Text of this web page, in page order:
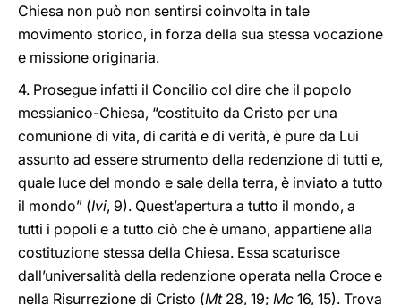
Chiesa non può non sentirsi coinvolta in tale
movimento storico, in forza della sua stessa vocazione
e missione originaria.
4. Prosegue infatti il Concilio col dire che il popolo
messianico-Chiesa, “costituito da Cristo per una
comunione di vita, di carità e di verità, è pure da Lui
assunto ad essere strumento della redenzione di tutti e,
quale luce del mondo e sale della terra, è inviato a tutto
il mondo” (Ivi, 9). Quest’apertura a tutto il mondo, a
tutti i popoli e a tutto ciò che è umano, appartiene alla
costituzione stessa della Chiesa. Essa scaturisce
dall’universalità della redenzione operata nella Croce e
nella Risurrezione di Cristo (Mt28, 19; Mc 16, 15). Trova